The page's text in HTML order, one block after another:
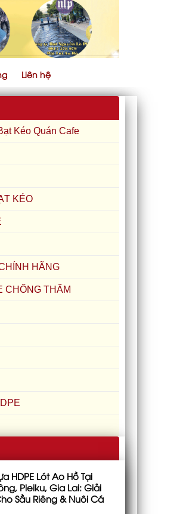
Liên hệ
Kéo Quán Cafe
KÉO
HÃNG
CHỐNG THẤM
HDPE Lót Ao Hồ Tại
Pleiku, Gia Lai: Giải
Sầu Riêng & Nuôi Cá